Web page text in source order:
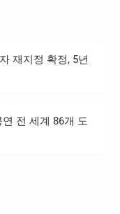
재지정 확정, 5년
전 세계 86개 도